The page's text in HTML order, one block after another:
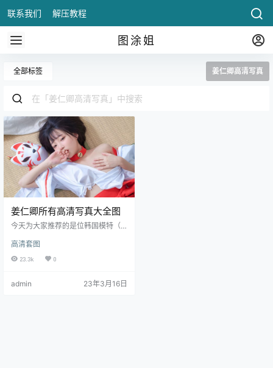
联系我们 解压教程
图涂姐
全部标签 姜仁卿高清写真
姜仁卿所有高清写真大全图
今天为大家推荐的是位韩国模特（강
仁卿，昵称Ebichu。1997年出生的
妹子，身高160三围B90 W58 H8
长相，气质十分清.
高清套图
23.3k 0
admin 23年3月16日